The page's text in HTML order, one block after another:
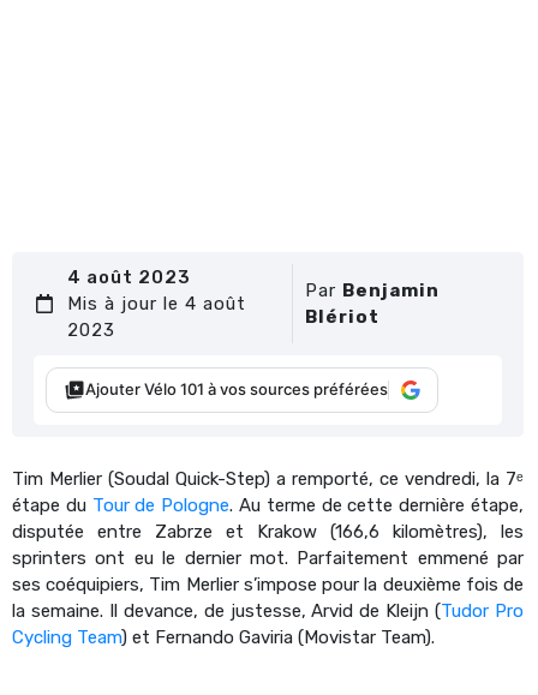
4 août 2023
Mis à jour le 4 août
2023
Par Benjamin
Blériot
Ajouter Vélo 101 à vos sources préférées
Tim Merlier (Soudal Quick-Step) a remporté, ce vendredi, la 7ᵉ
étape du Tour de Pologne. Au terme de cette dernière étape,
disputée entre Zabrze et Krakow (166,6 kilomètres), les
sprinters ont eu le dernier mot. Parfaitement emmené par
ses coéquipiers, Tim Merlier s’impose pour la deuxième fois de
la semaine. Il devance, de justesse, Arvid de Kleijn (Tudor Pro
Cycling Team) et Fernando Gaviria (Movistar Team).